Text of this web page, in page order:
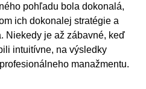
pohľadu bola dokonalá,
ich dokonalej stratégie a
Niekedy je až zábavné, keď
intuitívne, na výsledky
manažmentu.